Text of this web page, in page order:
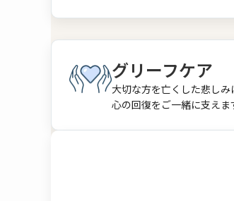
グリーフケア
大切な方を亡くした悲しみ
心の回復をご一緒に支えま